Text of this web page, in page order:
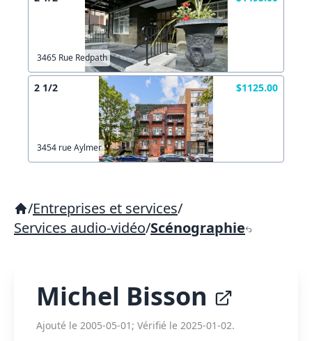
3465 Rue Redpath
2 1/2 $1125.00
3454 rue Aylmer
/Entreprises et services/
Services audio-vidéo/Scénographie
Michel Bisson
Ajouté le 2005-05-01; Vérifié le 2025-01-02.